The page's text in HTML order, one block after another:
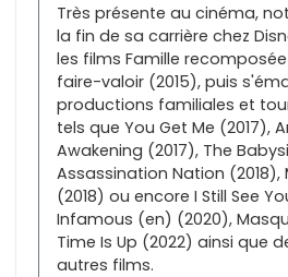
Très présente au cinéma,
la fin de sa carrière chez
les films Famille recomposée
faire-valoir (2015), puis
productions familiales et
tels que You Get Me (2017),
Awakening (2017), The
Assassination Nation (2018),
(2018) ou encore I Still See
Infamous (en) (2020),
Time Is Up (2022) ainsi que
autres films.